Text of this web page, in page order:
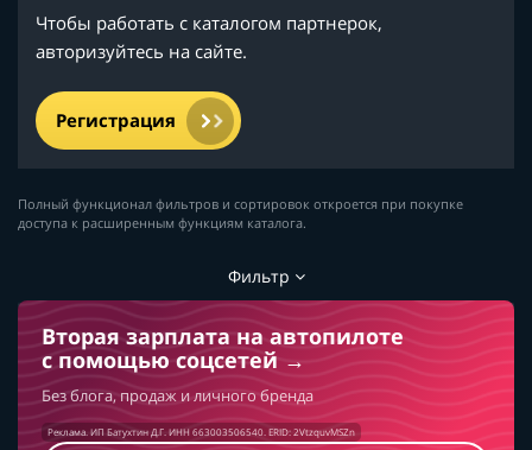
Чтобы работать с каталогом партнерок,
авторизуйтесь на сайте.
Регистрация
Полный функционал фильтров и сортировок откроется при покупке
доступа к расширенным функциям каталога.
Фильтр
Вторая зарплата на автопилоте
с помощью соцсетей
Без блога, продаж и личного бренда
Реклама. ИП Батухтин Д.Г. ИНН 663003506540. ERID: 2VtzquvMSZn